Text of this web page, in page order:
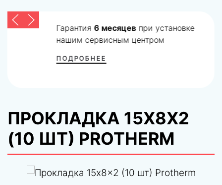
Гарантия 6 месяцевпри установке
нашим сервисным центром
ПОДРОБНЕЕ
ПРОКЛАДКА 15X8X2
(10 ШТ) PROTHERM